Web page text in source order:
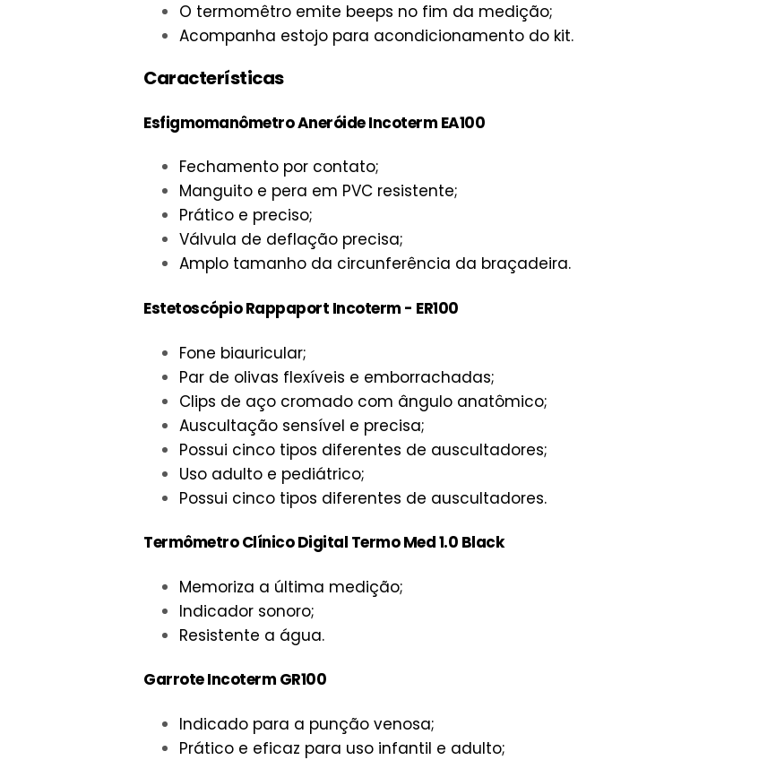
O termomêtro emite beeps no fim da medição;
Acompanha estojo para acondicionamento do kit.
Características
Esfigmomanômetro Aneróide Incoterm EA100
Fechamento por contato;
Manguito e pera em PVC resistente;
Prático e preciso;
Válvula de deflação precisa;
Amplo tamanho da circunferência da braçadeira.
Estetoscópio Rappaport Incoterm - ER100
Fone biauricular;
Par de olivas flexíveis e emborrachadas;
Clips de aço cromado com ângulo anatômico;
Auscultação sensível e precisa;
Possui cinco tipos diferentes de auscultadores;
Uso adulto e pediátrico;
Possui cinco tipos diferentes de auscultadores.
Termômetro Clínico Digital Termo Med 1.0 Black
Memoriza a última medição;
Indicador sonoro;
Resistente a água.
Garrote Incoterm GR100
Indicado para a punção venosa;
Prático e eficaz para uso infantil e adulto;